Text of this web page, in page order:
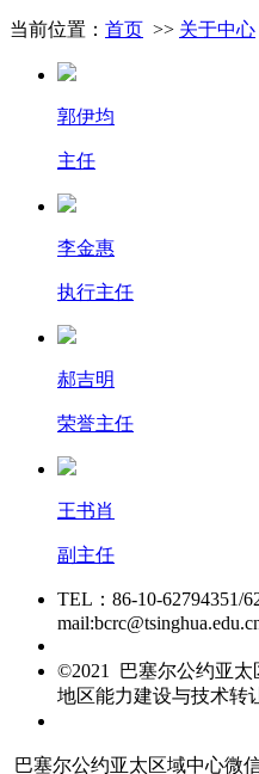
当前位置： 首页 >> 关于中心
郭伊均
主任
李金惠
执行主任
郝吉明
荣誉主任
王书肖
副主任
TEL：86-10-62794351/
©2021 巴塞尔公约亚太
地区能力建设与技术转
巴塞尔公约亚太区域中心微